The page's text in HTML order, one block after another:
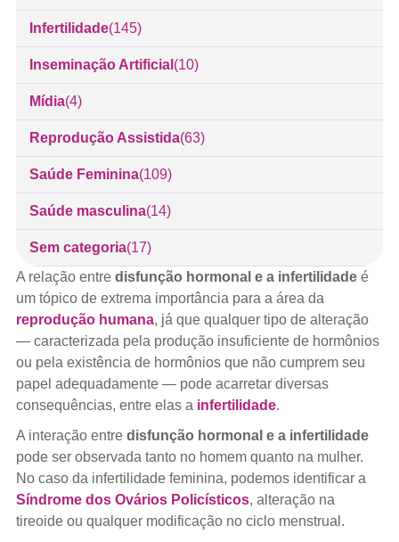
Infertilidade(145)
Inseminação Artificial (10)
Mídia(4)
Reprodução Assistida(63)
Saúde Feminina(109)
Saúde masculina(14)
Sem categoria(17)
A relação entre disfunção hormonal e a infertilidade é
um tópico de extrema importância para a área da
reprodução humana, já que qualquer tipo de alteração
— caracterizada pela produção insuficiente de hormônios
ou pela existência de hormônios que não cumprem seu
papel adequadamente — pode acarretar diversas
consequências, entre elas a infertilidade.
A interação entre disfunção hormonal e a infertilidade
pode ser observada tanto no homem quanto na mulher.
No caso da infertilidade feminina, podemos identificar a
Síndrome dos Ovários Policísticos, alteração na
tireoide ou qualquer modificação no ciclo menstrual.